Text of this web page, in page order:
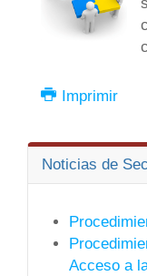
Imprimir
Noticias de
Acceso a